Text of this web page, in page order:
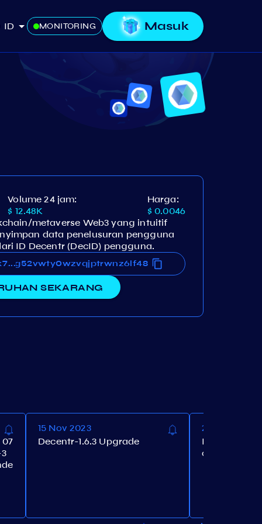
ID MONITORING Masuk
Volume 24 jam:
$ 12.48K
Harga:
$ 0.0046
metaverse Web3 yang intuitif
data penelusuran pengguna
ID Decentr (DecID) pengguna.
...
SEKARANG
15 Nov 2023
Decentr-1.6.3 Upgrade
25 Oct 2023
Increasing
ow to 20,000